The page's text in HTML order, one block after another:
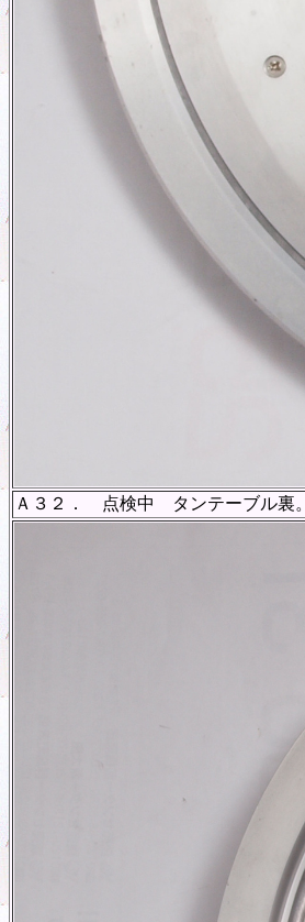
Ａ３２． 点検中 タンテーブル裏。